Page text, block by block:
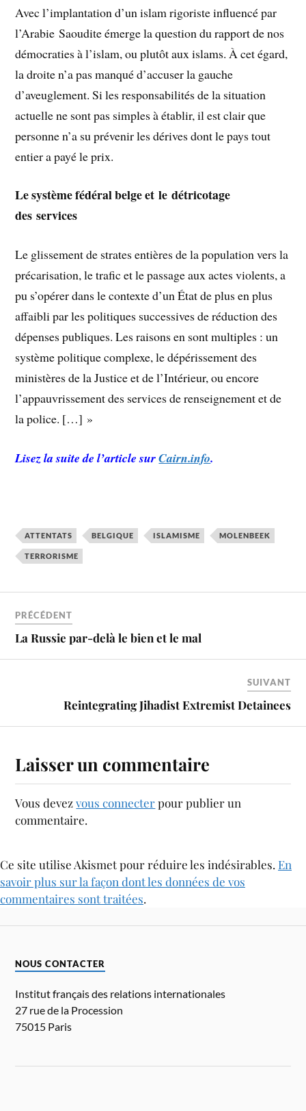
Avec l’implantation d’un islam rigoriste influencé par
l’Arabie Saoudite émerge la question du rapport de nos
démocraties à l’islam, ou plutôt aux islams. À cet égard,
la droite n’a pas manqué d’accuser la gauche
d’aveuglement. Si les responsabilités de la situation
actuelle ne sont pas simples à établir, il est clair que
personne n’a su prévenir les dérives dont le pays tout
entier a payé le prix.
Le système fédéral belge et le détricotage
des services
Le glissement de strates entières de la population vers la
précarisation, le trafic et le passage aux actes violents, a
pu s’opérer dans le contexte d’un État de plus en plus
affaibli par les politiques successives de réduction des
dépenses publiques. Les raisons en sont multiples : un
système politique complexe, le dépérissement des
ministères de la Justice et de l’Intérieur, ou encore
l’appauvrissement des services de renseignement et de
la police. […] »
Lisez la suite de l’article surCairn.info.
ATTENTATS BELGIQUE ISLAMISME MOLENBEEK
TERRORISME
PRÉCÉDENT
La Russie par-delà le bien et le mal
SUIVANT
Reintegrating Jihadist Extremist Detainees
Laisser un commentaire
Vous devezvous connecterpour publier un
commentaire.
Ce site utilise Akismet pour réduire les indésirables. En
savoir plus sur la façon dont les données de vos
commentaires sont traitées.
NOUS CONTACTER
Institut français des relations internationales
27 rue de la Procession
75015 Paris